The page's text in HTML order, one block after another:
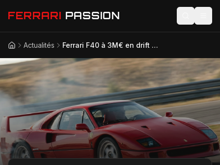
FERRARI PASSION
Actualités
Modèles
Compétition
Technologie
Lifestyle
AccueilActualités Ferrari F40 à 3M€ en drift pour Noël par Girardo & Co.